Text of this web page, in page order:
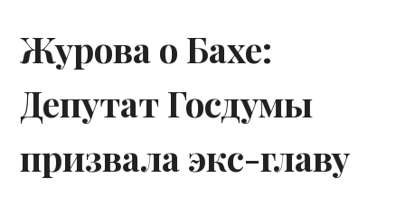
Журова о Бахе:
Депутат Госдумы
призвала экс-главу